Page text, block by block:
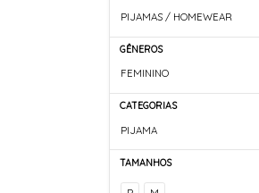
PIJAMAS / HOMEWEAR
GÊNEROS
FEMININO
CATEGORIAS
PIJAMA
TAMANHOS